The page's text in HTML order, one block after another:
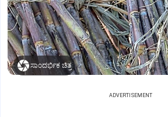
ಸಾಂದರ್ಭಿಕ ಚಿತ್ರ
ADVERTISEMENT